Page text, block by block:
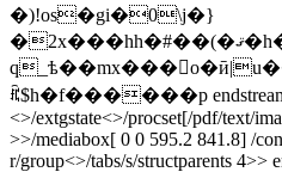
�)!os�gi�0\j�}
�2x���hh�#��(�ޤ�h��u��7��{g��n��♫#m_
ꍴ$h�f������p endstream
<>/extgstate<>/procset[/pdf/text/
>>/mediabox[ 0 0 595.2 841.8] /
r/group<>/tabs/s/structparents 4>>